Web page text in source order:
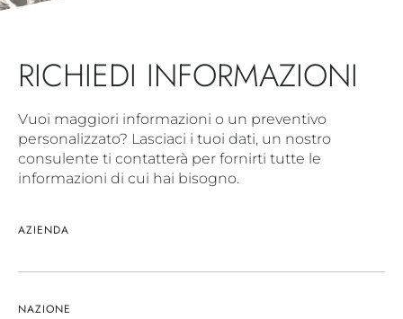
RICHIEDI INFORMAZIONI
Vuoi maggiori informazioni o un preventivo
personalizzato? Lasciaci i tuoi dati, un nostro
consulente ti contatterà per fornirti tutte le
informazioni di cui hai bisogno.
AZIENDA
NAZIONE